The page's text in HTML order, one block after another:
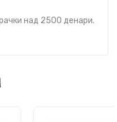
над 2500 денари.